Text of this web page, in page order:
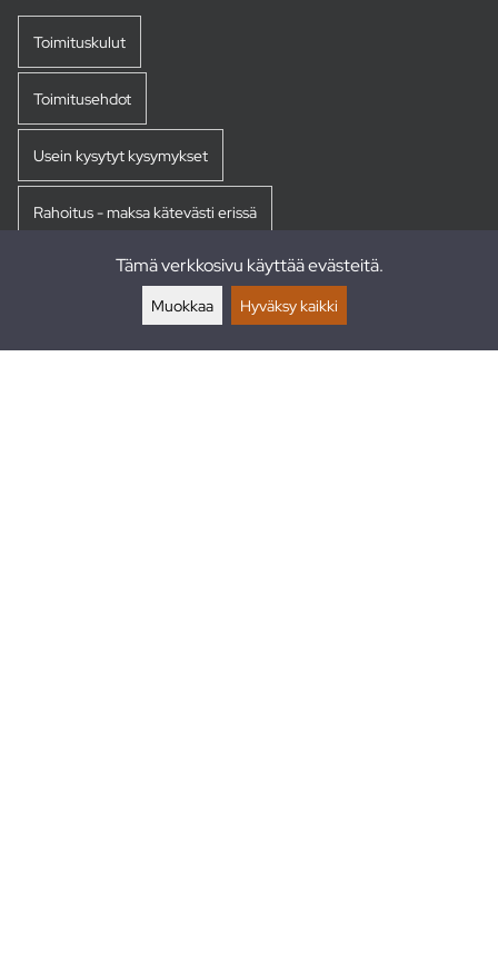
Toimituskulut
Toimitusehdot
Usein kysytyt kysymykset
Rahoitus - maksa kätevästi erissä
Tämä verkkosivu käyttää evästeitä.
Muokkaa Hyväksy kaikki